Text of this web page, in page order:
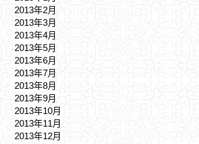
2013年2月
2013年3月
2013年4月
2013年5月
2013年6月
2013年7月
2013年8月
2013年9月
2013年10月
2013年11月
2013年12月